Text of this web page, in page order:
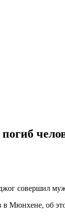
совершил
в Мюнхене, об